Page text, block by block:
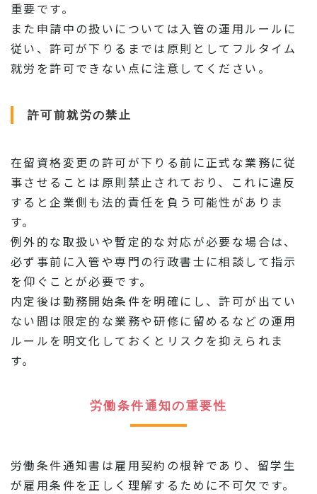
重要です。
また申請中の扱いについては入管の運用ルールに
従い、許可が下りるまでは原則としてフルタイム
就労を許可できない点に注意してください。
許可前就労の禁止
在留資格変更の許可が下りる前に正式な業務に従
事させることは原則禁止されており、これに違反
すると企業側も法的責任を負う可能性がありま
す。
例外的な取扱いや暫定的な対応が必要な場合は、
必ず事前に入管や専門の行政書士に相談して指示
を仰ぐことが必要です。
内定後は勤務開始条件を明確にし、許可が出てい
ない間は限定的な業務や研修に留めるなどの運用
ルールを明文化しておくとリスクを抑えられま
す。
労働条件通知の重要性
労働条件通知書は雇用契約の根幹であり、留学生
が雇用条件を正しく理解するために不可欠です。